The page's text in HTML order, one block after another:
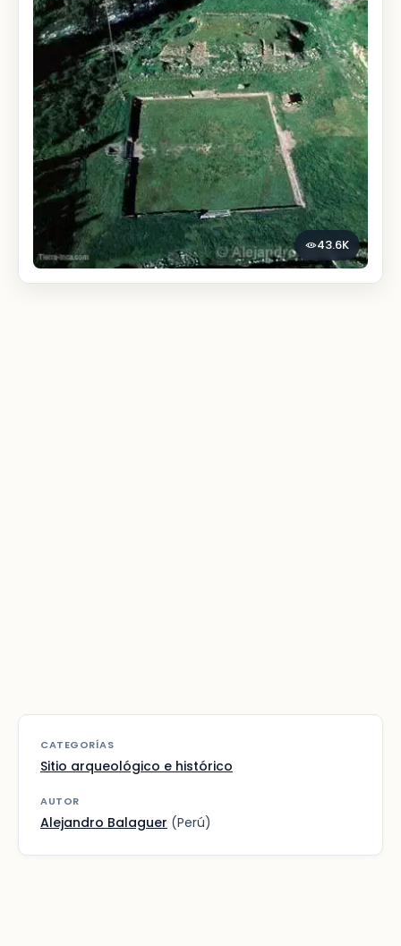
43.6K
CATEGORÍAS
Sitio arqueológico e histórico
AUTOR
Alejandro Balaguer (Perú)